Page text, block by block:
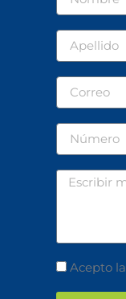
Apellido
Correo
Número
Mensaje
Aceptación
Acepto la